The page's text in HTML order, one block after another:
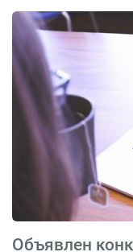
Объявлен